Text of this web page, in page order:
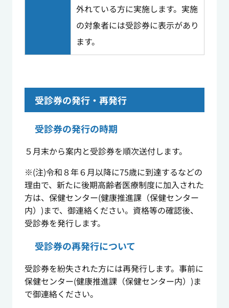
外れている方に実施します。実施
の対象者には受診券に表示があり
ます。
受診券の発行・再発行
受診券の発行の時期
５月末から案内と受診券を順次送付します。
※(注)令和８年６月以降に75歳に到達するなどの
理由で、新たに後期高齢者医療制度に加入された
方は、保健センター(健康推進課（保健センター
内）)まで、御連絡ください。資格等の確認後、
受診券を発行します。
受診券の再発行について
受診券を紛失された方には再発行します。事前に
保健センター(健康推進課（保健センター内）)ま
で御連絡ください。